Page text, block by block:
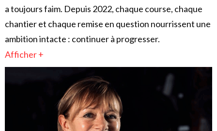
a toujours faim. Depuis 2022, chaque course, chaque
chantier et chaque remise en question nourrissent une
ambition intacte : continuer à progresser.
Afficher +